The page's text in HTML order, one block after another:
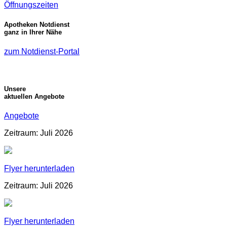
Öffnungszeiten
Apotheken Notdienst
ganz in Ihrer Nähe
zum Notdienst-Portal
Unsere
aktuellen Angebote
Angebote
Zeitraum: Juli 2026
Flyer herunterladen
Zeitraum: Juli 2026
Flyer herunterladen